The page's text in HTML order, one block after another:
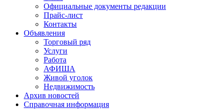
Официальные документы редакции
Прайс-лист
Контакты
Объявления
Торговый ряд
Услуги
Работа
АФИША
Живой уголок
Недвижимость
Архив новостей
Справочная информация